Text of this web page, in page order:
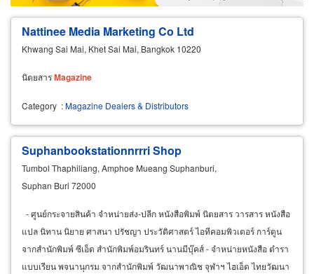
Nattinee Media Marketing Co Ltd
Khwang Sai Mai, Khet Sai Mai, Bangkok 10220
นิตยสารMagazine
Category :Magazine Dealers & Distributors
Suphanbookstationnrrri Shop
Tumbol Thaphiliang, Amphoe Mueang Suphanburi,
Suphan Buri 72000
- ศูนย์กระจายสินค้า จำหน่ายส่ง-ปลีก หนังสือพิมพ์ นิตยสาร วารสาร หนังสือ
แปล นิทาน นิยาย ศาสนา ปรัชญา ประวัติศาสตร์ ไอทีคอมพิวเตอร์ การ์ตูน
จากสำนักพิมพ์ ซีเอ็ด สำนักพิมพ์อมรินทร์ นานมีบุ๊คส์ - จำหน่ายหนังสือ ตำรา
แบบเรียน พจนานุกรม จากสำนักพิมพ์ วัฒนาพาณิช จุฬาฯ ไฮเอ็ด ไทยวัฒนา